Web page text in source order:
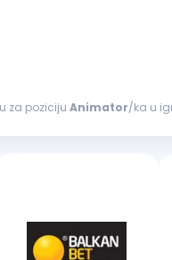
za poziciju Animator/ka u